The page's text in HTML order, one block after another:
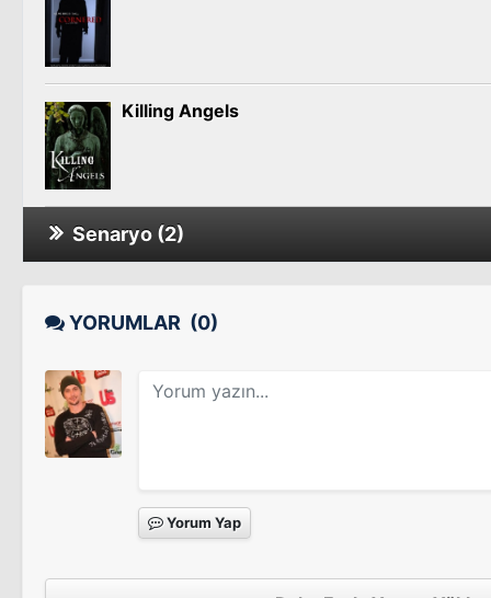
Killing Angels
Senaryo (2)
YORUMLAR (0)
Yorum Yap